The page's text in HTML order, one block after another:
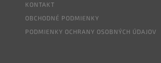
KONTAKT
OBCHODNÉ PODMIENKY
PODMIENKY OCHRANY OSOBNÝCH ÚDAJOV